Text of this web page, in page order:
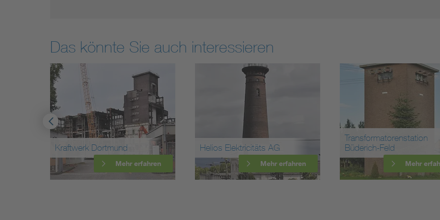
Das könnte Sie auch interessieren
Kraftwerk Dortmund
Mehr erfahren
Helios Elektricitäts AG
Mehr erfahren
Transformatorenstation
Büderich-Feld
Mehr